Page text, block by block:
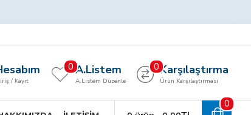
/ Kayıt
A.Listem
A.Listem Düzenle
0 Karşılaştırma
Ürün Karşılaştırması
0
0